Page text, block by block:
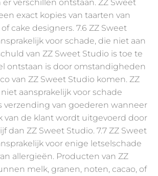
verschillen ontstaan. ZZ Sweet
exact kopies van taarten van
cake designers. 7.6 ZZ Sweet
voor schade, die niet aan
van ZZ Sweet Studio is toe te
ontstaan is door omstandigheden
van ZZ Sweet Studio komen. ZZ
aansprakelijk voor schade
verzending van goederen wanneer
van de klant wordt uitgevoerd door
dan ZZ Sweet Studio. 7.7 ZZ Sweet
voor enige letselschade
allergieën. Producten van ZZ
melk, granen, noten, cacao, of